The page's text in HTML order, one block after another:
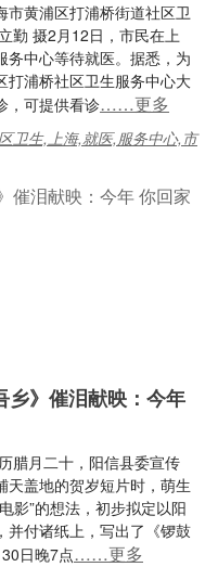
市黄浦区打浦桥街道社区卫
勤 摄2月12日，市民在上
务中心等待就医。据悉，为
打浦桥社区卫生服务中心大
，可提供看诊……更多
卫生,上海,就医,服务中心,市
乡》催泪献映：今年
腊月二十，阳信县委宣传
天盖地的贺岁短片时，萌生
影”的想法，初步拟定以阳
并付诸纸上，写出了《锣鼓
日晚7点……更多